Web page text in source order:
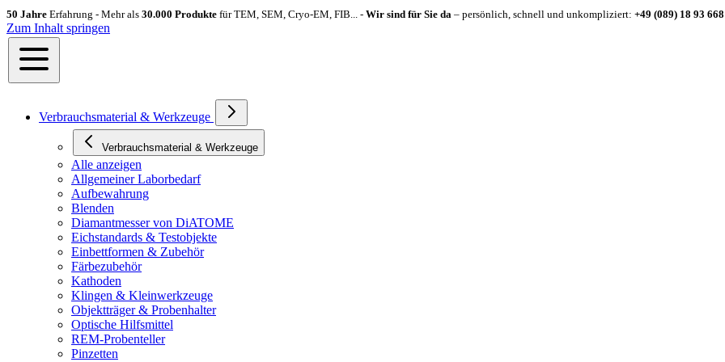
50 Jahre Erfahrung - Mehr als 30.000 Produkte für TEM, SEM, Cryo-EM, FIB... - Wir sind für Sie da – persönlich, schnell und unkompliziert: +49 (089) 18 93
Zum Inhalt springen
Verbrauchsmaterial & Werkzeuge
Verbrauchsmaterial & Werkzeuge
Alle anzeigen
Allgemeiner Laborbedarf
Aufbewahrung
Blenden
Diamantmesser von DiATOME
Eichstandards & Testobjekte
Einbettformen & Zubehör
Färbezubehör
Kathoden
Klingen & Kleinwerkzeuge
Objektträger & Probenhalter
Optische Hilfsmittel
REM-Probenteller
Pinzetten